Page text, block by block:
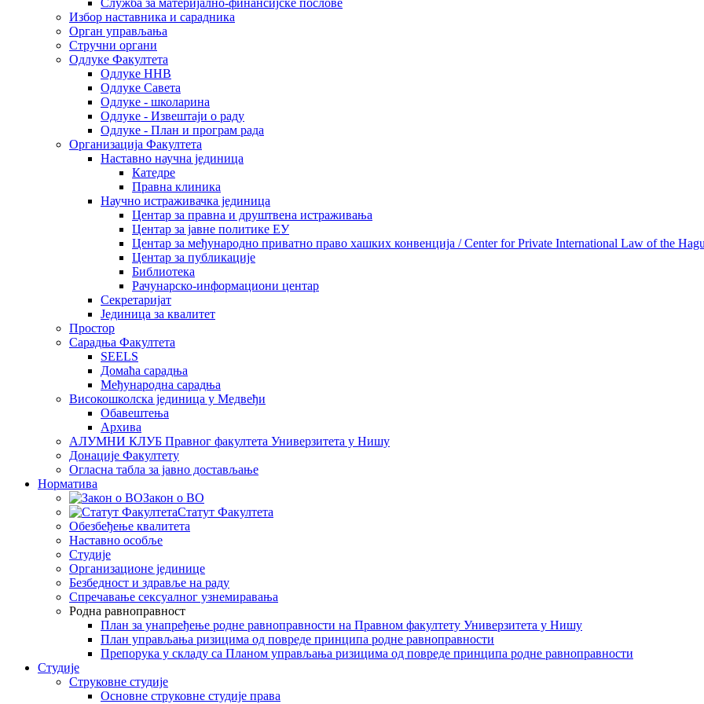
Служба за материјално-финансијске послове
Избор наставника и сарадника
Oрган управљања
Стручни органи
Одлуке Факултета
Одлуке ННВ
Одлуке Савета
Одлуке - школарина
Одлуке - Извештаји о раду
Одлуке - План и програм рада
Организација Факултета
Наставно научна јединица
Катедре
Правна клиника
Научно истраживачка јединица
Центар за правна и друштвена истраживања
Центар за јавне политике ЕУ
Центар за међународно приватно право хашких конвенција / Center for Private International Law of the
Центар за публикације
Библиотека
Рачунарско-информациони центар
Секретаријат
Јединица за квалитет
Простор
Сарадња Факултета
SEELS
Домаћа сарадња
Међународна сарадња
Високошколска јединица у Медвеђи
Обавештења
Архива
АЛУМНИ КЛУБ Правног факултета Универзитета у Нишу
Донације Факултету
Огласна табла за јавно достављање
Норматива
Закон о ВО
Статут Факултета
Обезбеђење квалитета
Наставно особље
Студије
Организационе јединице
Безбедност и здравље на раду
Спречавање сексуалног узнемиравања
Родна равноправност
План за унапређење родне равноправности на Правном факултету Универзитета у Нишу
План управљања ризицима од повреде принципа родне равноправности
Препорука у складу са Планом управљања ризицима од повреде принципа родне равноправности
Студије
Струковне студије
Основне струковне студије права